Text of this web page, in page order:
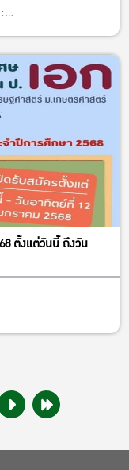
2024/10/0
ตั้งแต่วันนี้ ถึงวัน